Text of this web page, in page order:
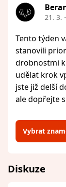
21. 3.
Tento týden
stanovili
drobnostmi
udělat krok
jste již delší
ale dopřejte
Vybrat
Diskuze